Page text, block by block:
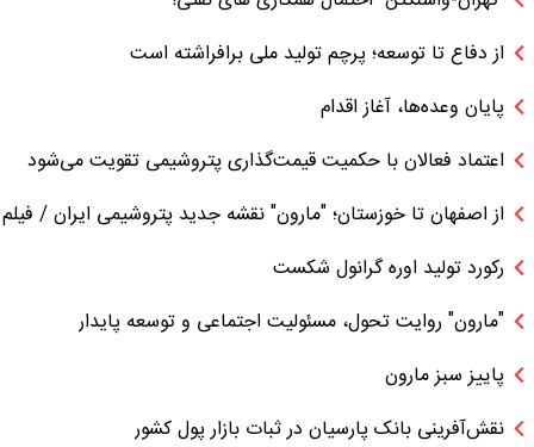
از دفاع تا توسعه؛ پرچم تولید ملی برافراشته است
پایان وعده‌ها، آغاز اقدام
اعتماد فعالان با حکمیت قیمت‌گذاری پتروشیمی تقویت می‌شود
از اصفهان تا خوزستان؛ "مارون" نقشه جدید پتروشیمی ایران / فیلم
رکورد تولید اوره گرانول شکست
"مارون" روایت تحول، مسئولیت اجتماعی و توسعه پایدار
پاییز سبز مارون
نقش‌آفرینی بانک پارسیان در ثبات بازار پول کشور